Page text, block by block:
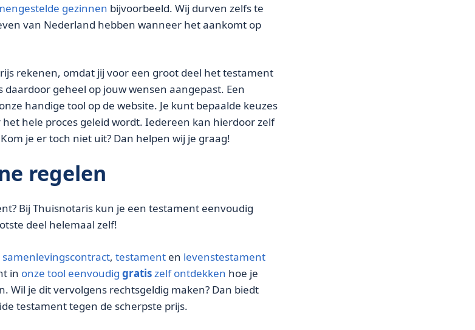
gezinnen bijvoorbeeld. Wij durven zelfs te
van Nederland hebben wanneer het aankomt op
rekenen, omdat jij voor een groot deel het testament
geheel op jouw wensen aangepast. Een
handige tool op de website. Je kunt bepaalde keuzes
hele proces geleid wordt. Iedereen kan hierdoor zelf
je er toch niet uit? Dan helpen wij je graag!
regelen
Bij Thuisnotaris kun je een testament eenvoudig
deel helemaal zelf!
samenlevingscontract, testamenten levenstestament
in onze tool eenvoudig gratiszelf ontdekken hoe je
Wil je dit vervolgens rechtsgeldig maken? Dan biedt
testament tegen de scherpste prijs.